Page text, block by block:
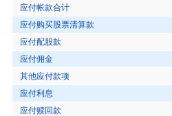
应付帐款合计
应付购买股票清算款
应付配股款
应付佣金
其他应付款项
应付利息
应付赎回款